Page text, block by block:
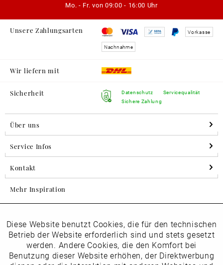
Mo. - Fr. von 09:00 - 16:00 Uhr
Unsere Zahlungsarten Vorkasse
Nachnahme
Wir liefern mit
Sicherheit
Datenschutz
Sichere Zahlung
Servicequalität
Über uns
Service Infos
Kontakt
Mehr Inspiration
Folgen Sie uns auf Instagram
horsch_schuhe
Funktionale Aktiv
Marketing Inaktiv
Diese Website benutzt Cookies, die für den technischen
Betrieb der Website erforderlich sind und stets gesetzt
werden. Andere Cookies, die den Komfort bei
Benutzung dieser Website erhöhen, der Direktwerbung